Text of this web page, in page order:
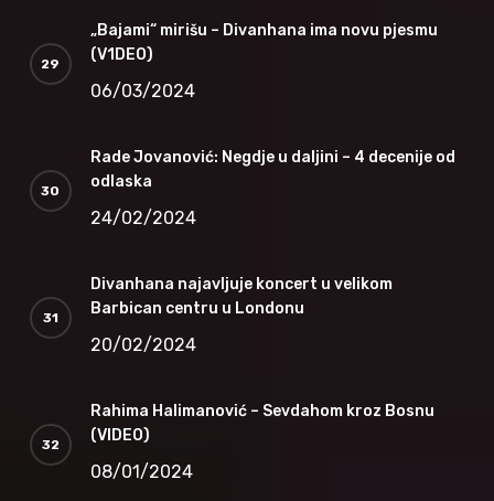
„Bajami“ mirišu – Divanhana ima novu pjesmu
(V1DEO)
06/03/2024
Rade Jovanović: Negdje u daljini – 4 decenije od
odlaska
24/02/2024
Divanhana najavljuje koncert u velikom
Barbican centru u Londonu
20/02/2024
Rahima Halimanović – Sevdahom kroz Bosnu
(VIDEO)
08/01/2024